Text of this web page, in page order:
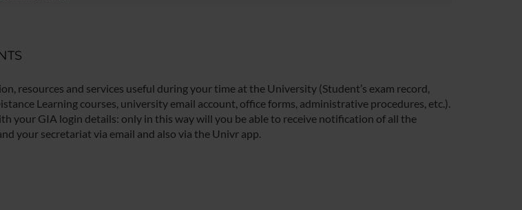
resources and services useful during your time at the University (Student’s exam record,
Learning courses, university email account, office forms, administrative procedures, etc.).
your GIA login details: only in this way will you be able to receive notification of all the
your secretariat via email and also via the Univr app.